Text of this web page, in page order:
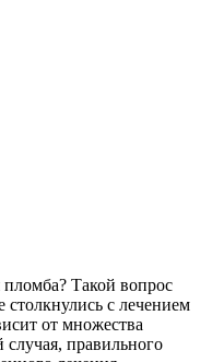
Такой вопрос
с лечением
от множества
случая, правильного